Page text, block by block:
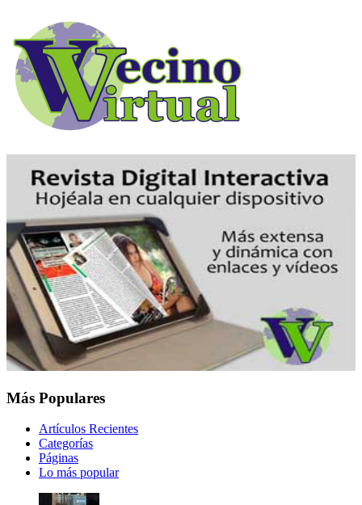
Más Populares
Artículos Recientes
Categorías
Páginas
Lo más popular